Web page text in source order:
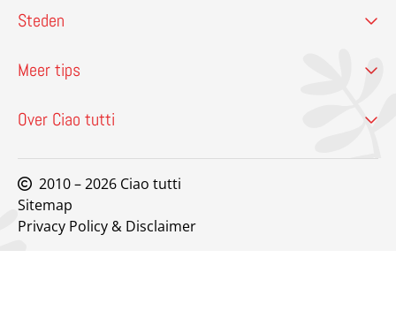
Steden
Meer tips
Over Ciao tutti
2010 – 2026 Ciao tutti
Sitemap
Privacy Policy & Disclaimer